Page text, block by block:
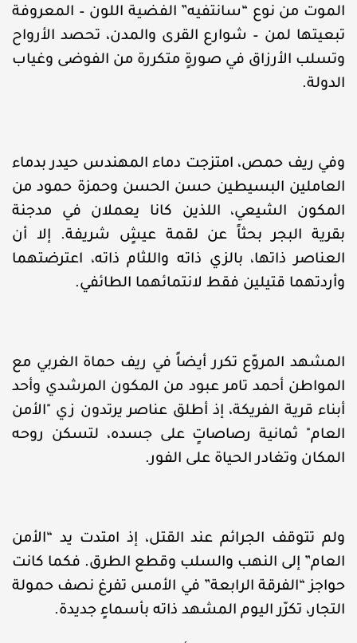
الموت من نوع “سانتفيه” الفضية اللون – المعروفة
تبعيتها لمن – شوارع القرى والمدن، تحصد الأرواح
وتسلب الأرزاق في صورةٍ متكررة من الفوضى وغياب
الدولة.
وفي ريف حمص، امتزجت دماء المهندس حيدر بدماء
العاملين البسيطين حسن الحسن وحمزة حمود من
المكون الشيعي، اللذين كانا يعملان في مدجنة
بقرية البجر بحثاً عن لقمة عيشٍ شريفة. إلا أن
العناصر ذاتها، بالزي ذاته واللثام ذاته، اعترضتهما
وأردتهما قتيلين فقط لانتمائهما الطائفي.
المشهد المروّع تكرر أيضاً في ريف حماة الغربي مع
المواطن أحمد تامر عبود من المكون المرشدي وأحد
أبناء قرية الفريكة، إذ أطلق عناصر يرتدون زي "الأمن
العام" ثمانية رصاصاتٍ على جسده، لتسكن روحه
المكان وتغادر الحياة على الفور.
ولم تتوقف الجرائم عند القتل، إذ امتدت يد “الأمن
العام” إلى النهب والسلب وقطع الطرق. فكما كانت
حواجز “الفرقة الرابعة” في الأمس تفرغ نصف حمولة
التجار، تكرّر اليوم المشهد ذاته بأسماءٍ جديدة.